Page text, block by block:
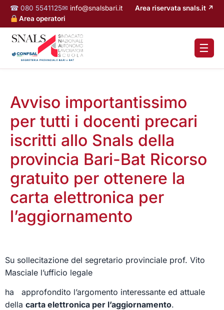
☎ 080 5541125✉ info@snalsbari.it
Area riservata snals.it ↗
Area operatori
☰
Avviso importantissimo
per tutti i docenti precari
iscritti allo Snals della
provincia Bari-Bat Ricorso
gratuito per ottenere la
carta elettronica per
l’aggiornamento
Su sollecitazione del segretario provinciale prof. Vito
Masciale l’ufficio legale
ha approfondito l’argomento interessante ed attuale
della carta elettronica per l’aggiornamento.